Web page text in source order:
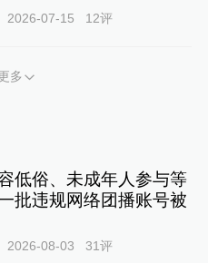
2026-07-15 12评
多
低俗、未成年人参与等
批违规网络团播账号被
2026-08-03 31评